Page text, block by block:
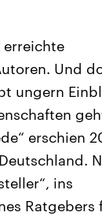
erreichte
Und
ungern
erschien
ins
Ratgebers